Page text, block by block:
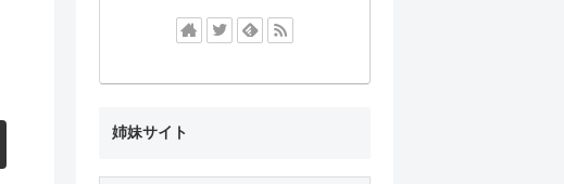
姉妹サイト